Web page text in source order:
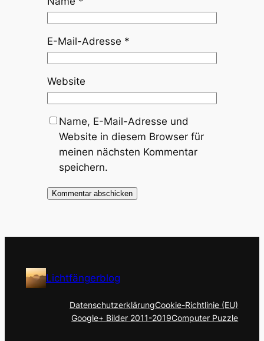
E-Mail-Adresse *
Website
Name, E-Mail-Adresse und
Website in diesem Browser für
meinen nächsten Kommentar
speichern.
Lichtfängerblog
DatenschutzerklärungCookie-Richtlinie (EU)
Google+ Bilder 2011-2019Computer Puzzle